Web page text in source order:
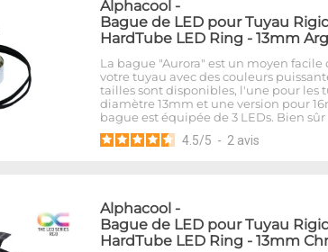
Alphacool -
Bague de LED pour Tuyau
HardTube LED Ring - 13mm
La bague "Aurora" est un moyen facile
votre tuyau avec des couleurs
tailles sont disponibles, l'une pour les
diamètre 13mm et une version pour
bague est équipée de 3 LEDs. Bien sûr
4.5/5 - 2 avis
Alphacool -
Bague de LED pour Tuyau
HardTube LED Ring - 13mm